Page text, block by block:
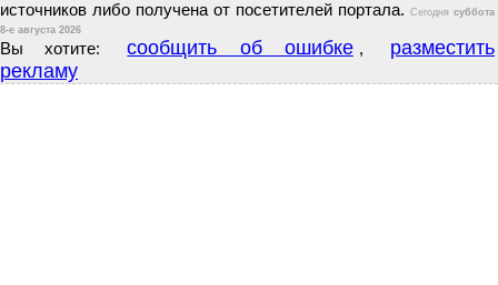
источников либо получена от посетителей портала. Сегодня суббота
8-е августа 2026
Вы хотите: сообщить об ошибке ,
разместить
рекламу